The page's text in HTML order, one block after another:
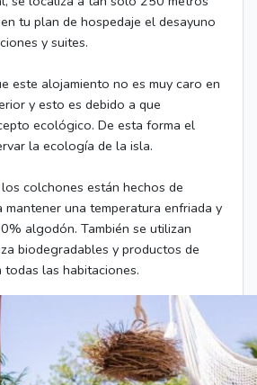
tu plan de hospedaje el desayuno
y suites.
este alojamiento no es muy caro en
y esto es debido a que
ecológico. De esta forma el
la ecología de la isla.
colchones están hechos de
mantener una temperatura enfriada y
algodón. También se utilizan
biodegradables y productos de
las habitaciones.